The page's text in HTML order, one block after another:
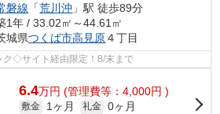
磐線 「荒川沖 」駅 徒歩89分
1年 / 33.02㎡～44.61㎡
城県つくば市高見原４丁目
◇サイト経由限定！8/末まで
6.4万円 (管理費等：4,000円 )
敷金 1ヶ月 礼金 0ヶ月